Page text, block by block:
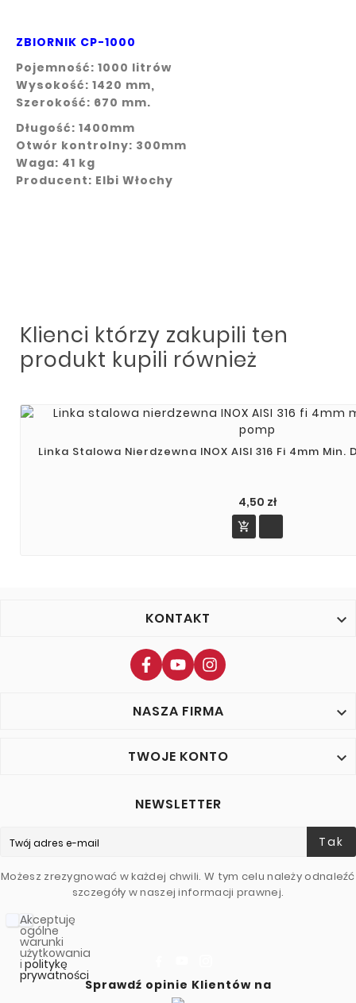
ZBIORNIK CP-1000
Pojemność: 1000 litrów
Wysokość: 1420 mm,
Szerokość: 670 mm.
Długość: 1400mm
Otwór kontrolny: 300mm
Waga: 41 kg
Producent: Elbi Włochy
Klienci którzy zakupili ten
produkt kupili również
Linka Stalowa Nierdzewna INOX AISI 316 Fi 4mm
4,50 zł

KONTAKT 
NASZA FIRMA 
TWOJE KONTO 
NEWSLETTER
Tak
Możesz zrezygnować w każdej chwili. W tym celu należy odnaleźć
szczegóły w naszej informacji prawnej.
Akceptuję
ogólne
warunki
użytkowania
i politykę
prywatności
Sprawdź opinie Klientów na